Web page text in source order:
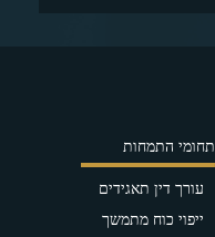
תחומי התמחות
עורך דין תאגידים
ייפוי כוח מתמשך